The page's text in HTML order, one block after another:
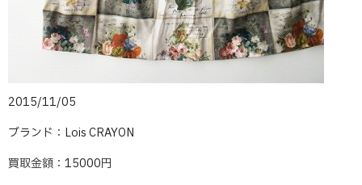
2015/11/05
ブランド：Lois CRAYON
買取金額：15000円